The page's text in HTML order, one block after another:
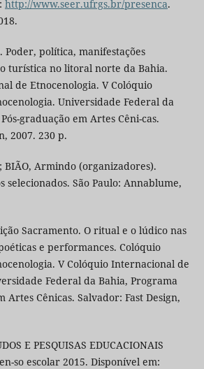
http://www.seer.ufrgs.br/presenca.
Poder, política, manifestações
turística no litoral norte da Bahia.
de Etnocenologia. V Colóquio
Universidade Federal da
graduação em Artes Cêni-cas.
2007. 230 p.
BIÃO, Armindo (organizadores).
selecionados. São Paulo: Annablume,
Sacramento. O ritual e o lúdico nas
e performances. Colóquio
V Colóquio Internacional de
Federal da Bahia, Programa
Artes Cênicas. Salvador: Fast Design,
E PESQUISAS EDUCACIONAIS
so escolar 2015. Disponível em: